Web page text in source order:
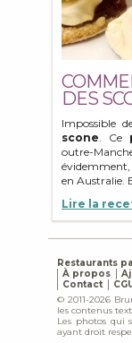
DES
Impossible
scone. Ce
outre-
en Australie.
Lire la
Restaurants
À propos
Contact
© 2011-2026
les contenus
Les photos qui
ayant droit